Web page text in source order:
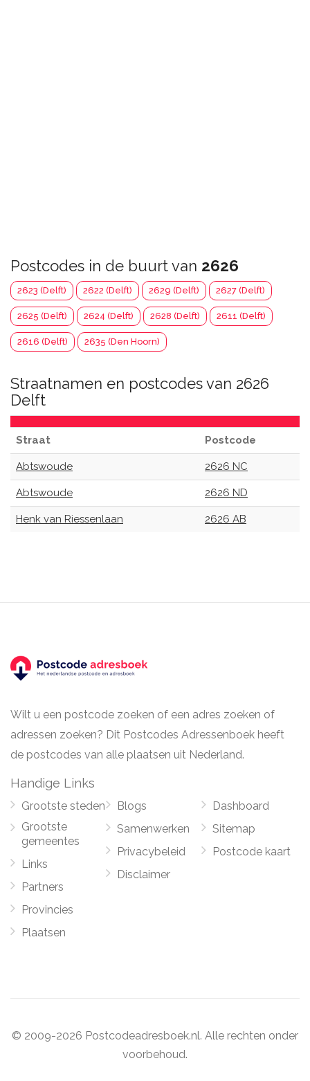
Postcodes in de buurt van 2626
2623 (Delft) 2622 (Delft) 2629 (Delft) 2627 (Delft)
2625 (Delft) 2624 (Delft) 2628 (Delft) 2611 (Delft)
2616 (Delft) 2635 (Den Hoorn)
Straatnamen en postcodes van 2626
Delft
Straat Postcode
Abtswoude 2626 NC
Abtswoude 2626 ND
Henk van Riessenlaan 2626 AB
Wilt u een postcode zoeken of een adres zoeken of
adressen zoeken? Dit Postcodes Adressenboek heeft
de postcodes van alle plaatsen uit Nederland.
Handige Links
Grootste steden
Grootste
gemeentes
Links
Partners
Provincies
Plaatsen
Blogs
Samenwerken
Privacybeleid
Disclaimer
Dashboard
Sitemap
Postcode kaart
© 2009-2026 Postcodeadresboek.nl. Alle rechten onder
voorbehoud.